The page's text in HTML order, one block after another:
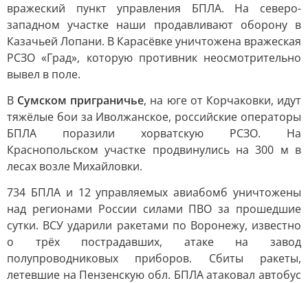
вражеский пункт управления БПЛА. На северо-
западном участке наши продавливают оборону в
Казачьей Лопани. В Карасёвке уничтожена вражеская
РСЗО «Град», которую противник неосмотрительно
вывел в поле.
В Сумском приграничье, на юге от Корчаковки, идут
тяжёлые бои за Иволжанское, российские операторы
БПЛА поразили хорватскую РСЗО. На
Краснопольском участке продвинулись на 300 м в
лесах возле Михайловки.
734 БПЛА и 12 управляемых авиабомб уничтожены
над регионами России силами ПВО за прошедшие
сутки. ВСУ ударили ракетами по Воронежу, известно
о трёх пострадавших, атаке на завод
полупроводниковых приборов. Сбиты ракеты,
летевшие на Пензенскую обл. БПЛА атаковал автобус